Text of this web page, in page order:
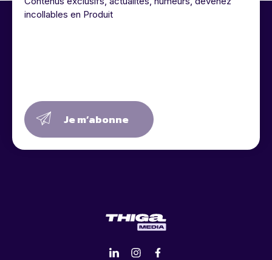
incollables en Produit
Je m’abonne